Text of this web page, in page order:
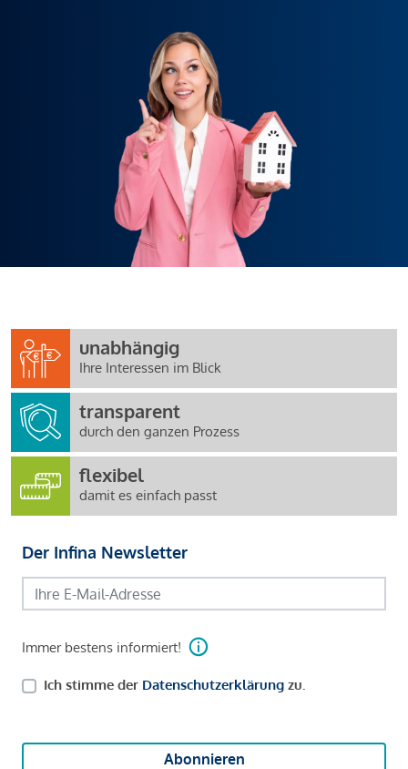
unabhängig
Ihre Interessen im Blick
transparent
durch den ganzen Prozess
flexibel
damit es einfach passt
Der Infina Newsletter
Immer bestens informiert!
Ich stimme der Datenschutzerklärung zu.
Abonnieren